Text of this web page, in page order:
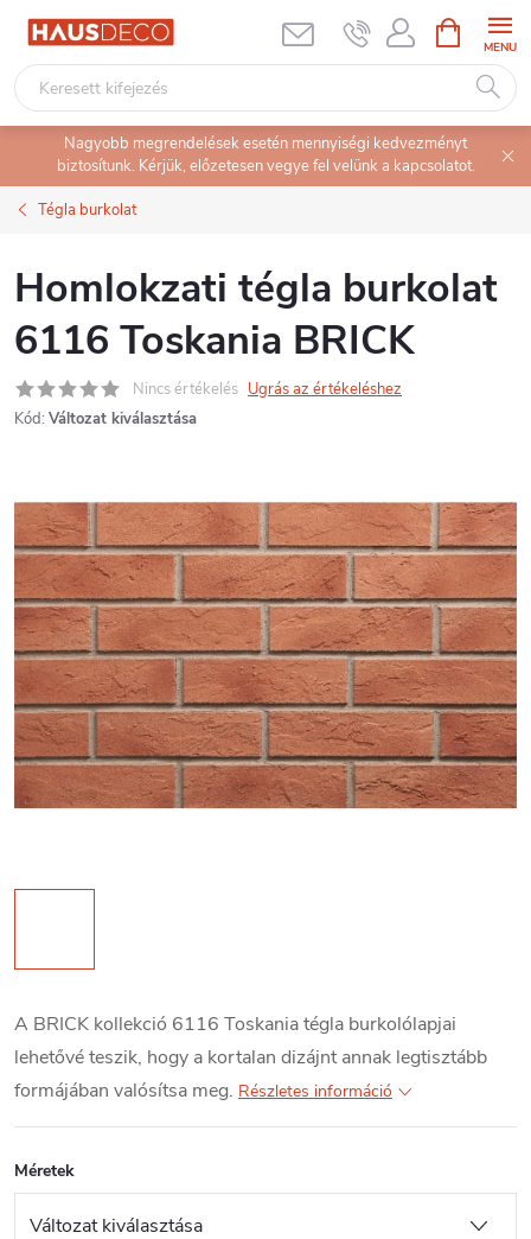
Ugrás
tartalomhoz
KOSÁR
Nagyobb megrendelések esetén mennyiségi kedvezményt
biztosítunk. Kérjük, előzetesen vegye fel velünk a kapcsolatot.
Tégla burkolat
Homlokzati tégla burkolat
6116 Toskania BRICK
Nincs értékelés Ugrás az értékeléshez
Kód: Változat kiválasztása
A BRICK kollekció 6116 Toskania tégla burkolólapjai
lehetővé teszik, hogy a kortalan dizájnt annak legtisztább
formájában valósítsa meg. Részletes információ
Méretek